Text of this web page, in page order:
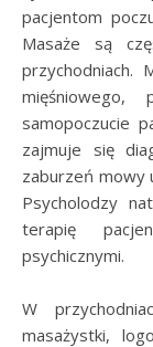
pacjentom
Masaże są
przychodniach.
samopoczucie
zajmuje się
zaburzeń mowy
Psycholodzy
terapię
psychicznymi.
W
masażystki,